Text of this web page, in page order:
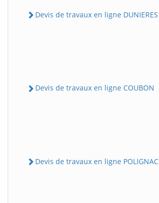
Devis de travaux en ligne DUNIERES
Devis de travaux en ligne COUBON
Devis de travaux en ligne POLIGNAC